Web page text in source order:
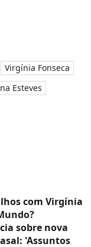
Virgínia Fonseca
Esteves
com Virgínia
sobre nova
'Assuntos